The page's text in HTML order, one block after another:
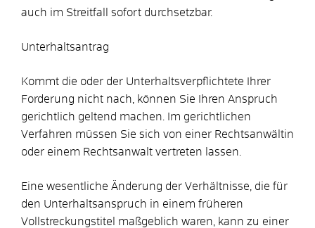
auch im Streitfall sofort durchsetzbar.
Unterhaltsantrag
Kommt die oder der Unterhaltsverpflichtete Ihrer
Forderung nicht nach, können Sie Ihren Anspruch
gerichtlich geltend machen. Im gerichtlichen
Verfahren müssen Sie sich von einer Rechtsanwältin
oder einem Rechtsanwalt vertreten lassen.
Eine wesentliche Änderung der Verhältnisse, die für
den Unterhaltsanspruch in einem früheren
Vollstreckungstitel maßgeblich waren, kann zu einer